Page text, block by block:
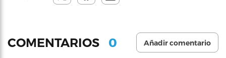
COMENTARIOS 0 Añadir comentario